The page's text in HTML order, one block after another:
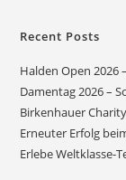
Recent Posts
Halden Open 2026
Damentag 2026 –
Birkenhauer
Erneuter Erfolg
Erlebe Weltklasse-